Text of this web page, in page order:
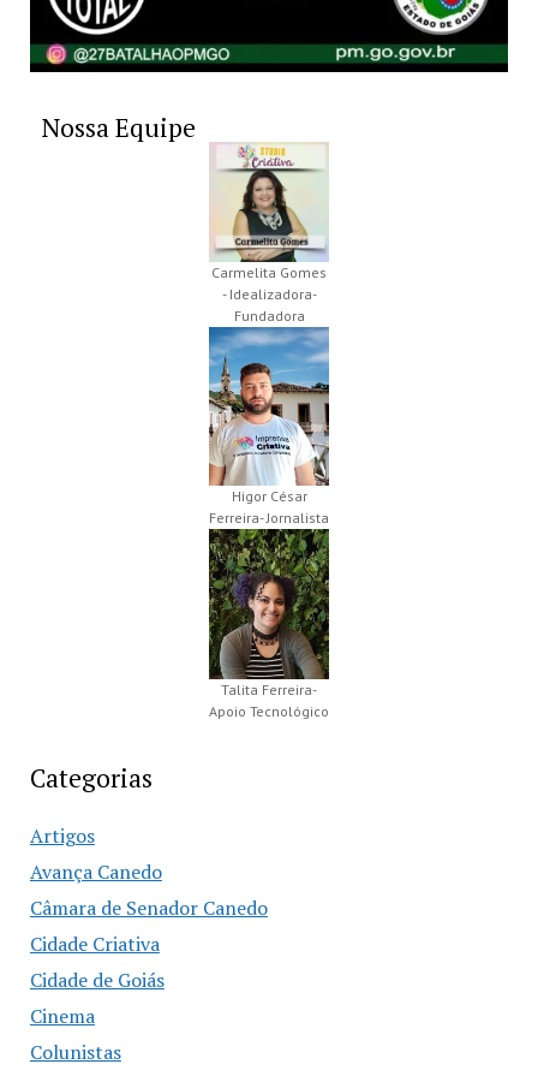
Nossa Equipe
Carmelita Gomes
- Idealizadora-
Fundadora
Higor César
Ferreira- Jornalista
Talita Ferreira-
Apoio Tecnológico
Categorias
Artigos
Avança Canedo
Câmara de Senador Canedo
Cidade Criativa
Cidade de Goiás
Cinema
Colunistas